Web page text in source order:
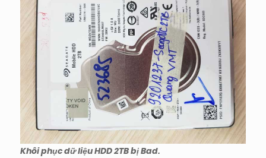
Khôi phục dữ liệu HDD 2TB bị Bad.